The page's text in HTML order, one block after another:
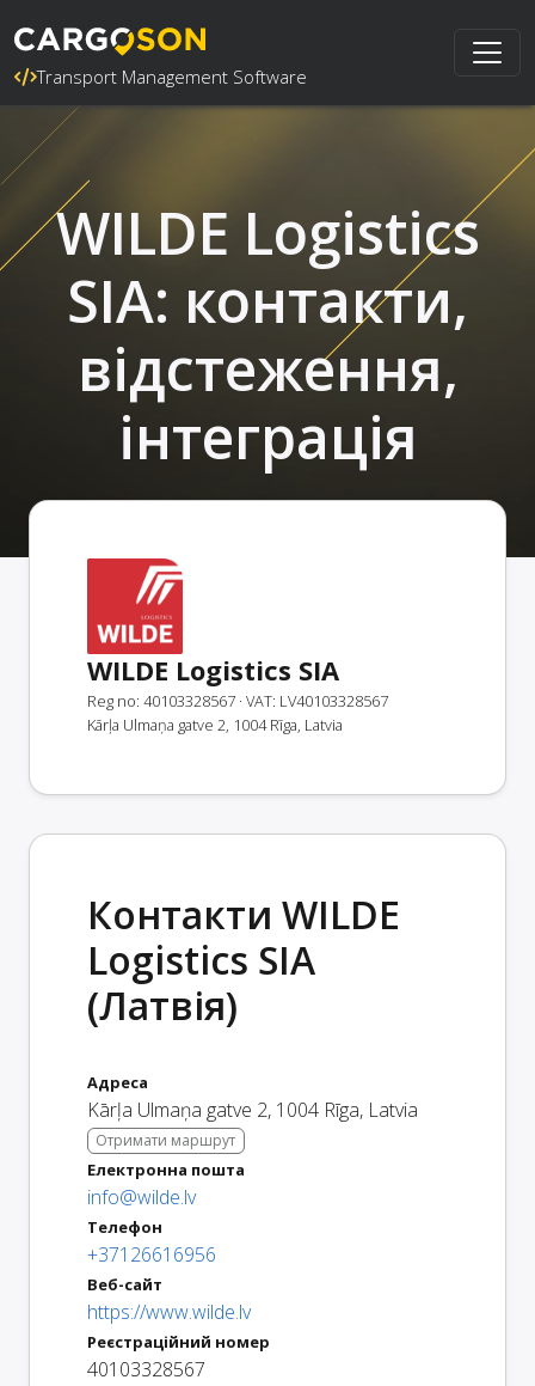
Transport Management Software
WILDE Logistics
SIA: контакти,
відстеження,
інтеграція
WILDE Logistics SIA
Reg no: 40103328567 · VAT: LV40103328567
Kārļa Ulmaņa gatve 2, 1004 Rīga, Latvia
Контакти WILDE
Logistics SIA
(Латвія)
Адреса
Kārļa Ulmaņa gatve 2, 1004 Rīga, Latvia
Отримати маршрут
Електронна пошта
info@wilde.lv
Телефон
+37126616956
Веб-сайт
https://www.wilde.lv
Реєстраційний номер
40103328567